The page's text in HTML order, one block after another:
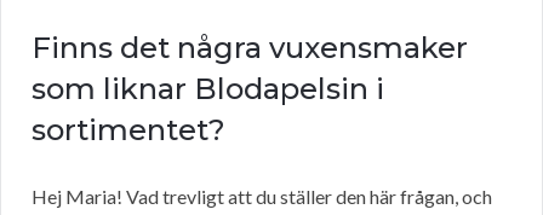
Finns det några vuxensmaker
som liknar Blodapelsin i
sortimentet?
Hej Maria! Vad trevligt att du ställer den här frågan, och